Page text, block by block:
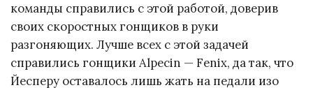
команды справились с этой работой, доверив
своих скоростных гонщиков в руки
разгоняющих. Лучше всех с этой задачей
справились гонщики Alpecin — Fenix, да так, что
Йесперу оставалось лишь жать на педали изо